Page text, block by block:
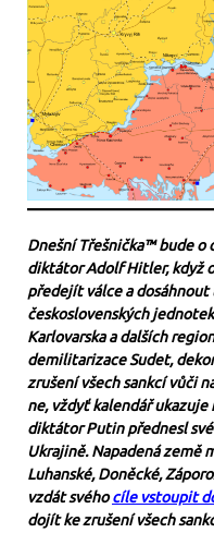
Dnešní Třešnička™ bude o
diktátor Adolf Hitler, když
předejít válce a
československých
Karlovarska a dalších
demilitarizace Sudet,
zrušení všech sankcí vůči
ne, vždyť kalendář ukazuje
diktátor Putin přednesl své
Ukrajině. Napadená země
Luhanské, Doněcké,
vzdát svéhocíle vstoupit
dojít ke zrušení všech